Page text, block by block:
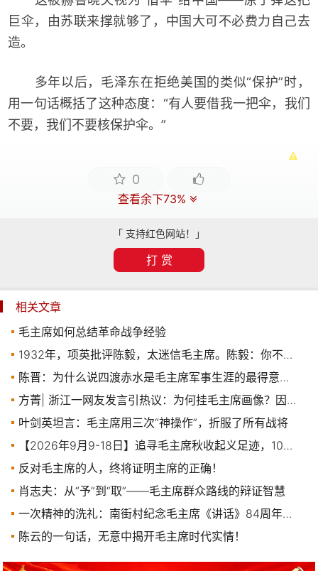
巨伞，由苏联来撑就够了，中国大可不必费力自己去
造。
多年以后，毛泽东在拒绝美国的类似“保护”时，
用一句话概括了这种态度：“有人要借我一把伞，我们
不要，我们不要核保护伞。”
0
查看余下73%
「 支持红色网站！」
打 赏
相关文章
毛主席如何总结革命战争经验
1932年，项英批评陈毅，太迷信毛主席。陈毅：你不信润之，说明你水平太低！
陈晋：为什么说四渡赤水是毛主席军事生涯的最得意之笔
方菁| 浙江一网友发言引热议：为何挂毛主席画像？因为公道！
叶剑英坦言：毛主席用三次“神操作”，折服了所有战将
【2026年9月9-18日】追寻毛主席秋收起义足迹，10天9晚红色之旅
反对毛主席的人，终将证明主席的正确！
肖志夫：从“予”到“取”——毛主席群众路线的辩证智慧
一次精神的洗礼：南街村纪念毛主席《讲话》84周年座谈会
陈云的一句话，无意中揭开毛主席时代实情！